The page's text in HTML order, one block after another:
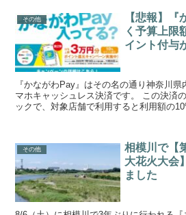
その他
【悲報】
く予算上限
イント付与
『かながわPay』はその名の通り神奈川
マホキャッシュレス決済です。 この決済の最大の特徴がポイントバ
ックで、対象店舗で利用すると利用額の
その他
相模川で【
大花火大会
ました